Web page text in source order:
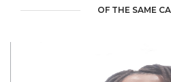
OF THE SAME